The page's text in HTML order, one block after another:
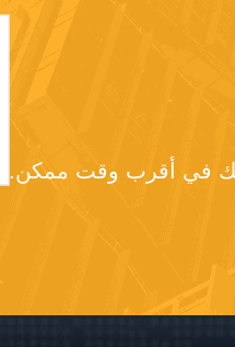
في أقرب وقت ممكن.